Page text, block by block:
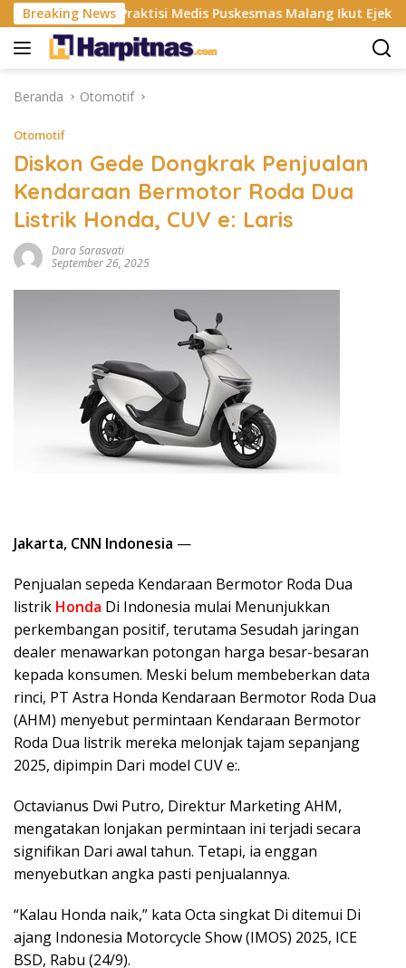
Langsung
ke
konten
Breaking NewsPraktisi Medis Puskesmas Malang Ikut Ejek Pasien
Beranda Otomotif
Otomotif
Diskon Gede Dongkrak Penjualan
Kendaraan Bermotor Roda Dua
Listrik Honda, CUV e: Laris
Dara Sarasvati
September 26, 2025
Jakarta, CNN Indonesia —
Penjualan sepeda Kendaraan Bermotor Roda Dua
listrik Honda Di Indonesia mulai Menunjukkan
perkembangan positif, terutama Sesudah jaringan
dealer menawarkan potongan harga besar-besaran
kepada konsumen. Meski belum membeberkan data
rinci, PT Astra Honda Kendaraan Bermotor Roda Dua
(AHM) menyebut permintaan Kendaraan Bermotor
Roda Dua listrik mereka melonjak tajam sepanjang
2025, dipimpin Dari model CUV e:.
Octavianus Dwi Putro, Direktur Marketing AHM,
mengatakan lonjakan permintaan ini terjadi secara
signifikan Dari awal tahun. Tetapi, ia enggan
menyebutkan angka pasti penjualannya.
“Kalau Honda naik,” kata Octa singkat Di ditemui Di
ajang Indonesia Motorcycle Show (IMOS) 2025, ICE
BSD, Rabu (24/9).